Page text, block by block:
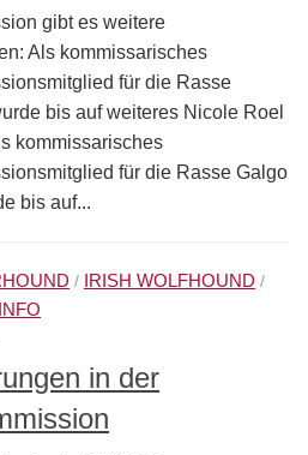
gibt es weitere
Als kommissarisches
für die Rasse
bis auf weiteres Nicole Roel
kommissarisches
für die Rasse Galgo
bis auf...
/ IRISH WOLFHOUND /
in der